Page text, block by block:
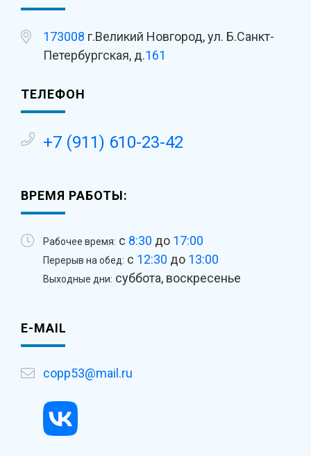
173008 г.Великий Новгород, ул. Б.Санкт-
Петербургская, д.161
ТЕЛЕФОН
+7 (911) 610-23-42
ВРЕМЯ РАБОТЫ:
Рабочее время: с 8:30 до 17:00
Перерыв на обед: с 12:30 до 13:00
Выходные дни: суббота, воскресенье
E-MAIL
copp53@mail.ru